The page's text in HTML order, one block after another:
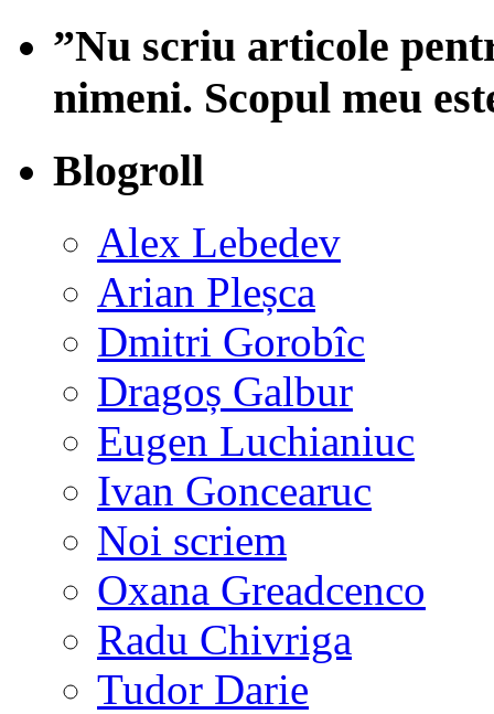
”Nu scriu articole
nimeni. Scopul meu
Blogroll
Alex Lebedev
Arian Pleșca
Dmitri Gorobîc
Dragoș Galbur
Eugen Luchianiuc
Ivan Goncearuc
Noi scriem
Oxana Greadcenco
Radu Chivriga
Tudor Darie